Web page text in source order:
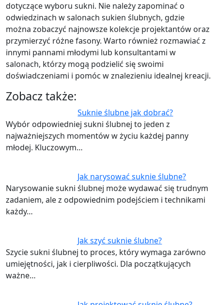
dotyczące wyboru sukni. Nie należy zapominać o
odwiedzinach w salonach sukien ślubnych, gdzie
można zobaczyć najnowsze kolekcje projektantów oraz
przymierzyć różne fasony. Warto również rozmawiać z
innymi pannami młodymi lub konsultantami w
salonach, którzy mogą podzielić się swoimi
doświadczeniami i pomóc w znalezieniu idealnej kreacji.
Zobacz także:
Suknie ślubne jak dobrać?
Wybór odpowiedniej sukni ślubnej to jeden z
najważniejszych momentów w życiu każdej panny
młodej. Kluczowym…
Jak narysować suknie ślubne?
Narysowanie sukni ślubnej może wydawać się trudnym
zadaniem, ale z odpowiednim podejściem i technikami
każdy…
Jak szyć suknie ślubne?
Szycie sukni ślubnej to proces, który wymaga zarówno
umiejętności, jak i cierpliwości. Dla początkujących
ważne…